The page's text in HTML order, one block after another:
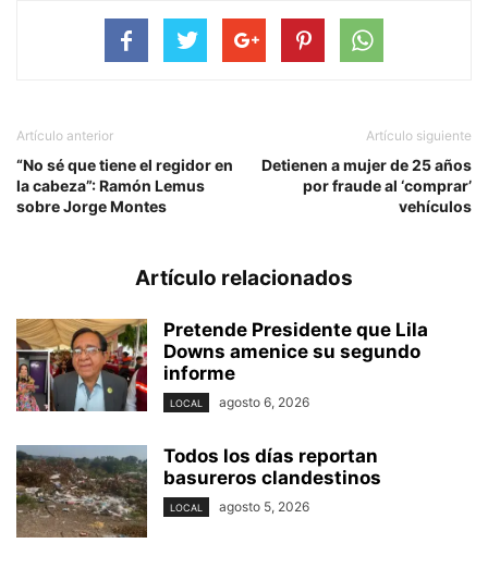
Artículo anterior
“No sé que tiene el regidor en
la cabeza”: Ramón Lemus
sobre Jorge Montes
Artículo siguiente
Detienen a mujer de 25 años
por fraude al ‘comprar’
vehículos
Artículo relacionados
Pretende Presidente que Lila
Downs amenice su segundo
informe
LOCAL agosto 6, 2026
Todos los días reportan
basureros clandestinos
LOCAL agosto 5, 2026